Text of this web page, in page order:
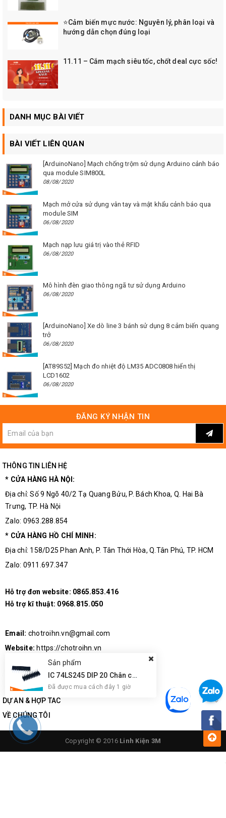
⭐Cảm biến mực nước: Nguyên lý, phân loại và
hướng dẫn chọn đúng loại
11.11 – Cắm mạch siêu tốc, chốt deal cực sốc!
DANH MỤC BÀI VIẾT
BÀI VIẾT LIÊN QUAN
[ArduinoNano] Mạch chống trộm sử dụng Arduino cảnh báo
qua module SIM800L
08/08/2020
Mạch mở cửa sử dụng vân tay và mật khẩu cảnh báo qua
module SIM
06/08/2020
Mạch nạp lưu giá trị vào thẻ RFID
06/08/2020
Mô hình đèn giao thông ngã tư sử dụng Arduino
06/08/2020
[ArduinoNano] Xe dò line 3 bánh sử dụng 8 cảm biến quang
trở
06/08/2020
[AT89S52] Mạch đo nhiệt độ LM35 ADC0808 hiển thị
LCD1602
06/08/2020
ĐĂNG KÝ NHẬN TIN
THÔNG TIN LIÊN HỆ
* CỬA HÀNG HÀ NỘI:
Địa chỉ: Số 9 Ngõ 40/2 Tạ Quang Bửu, P. Bách Khoa, Q. Hai Bà
Trưng, TP. Hà Nội
Zalo: 0963.288.854
* CỬA HÀNG HỒ CHÍ MINH:
Địa chỉ: 158/D25 Phan Anh, P. Tân Thới Hòa, Q.Tân Phú, TP. HCM
Zalo: 0911.697.347
Hỗ trợ đơn website: 0865.853.416
Hỗ trợ kĩ thuật: 0968.815.050
Email: chotroihn.vn@gmail.com
Website: https://chotroihn.vn
DỰ ÁN & HỢP TÁC
VỀ CHÚNG TÔI
Copyright © 2016 Linh Kiện 3M
Sản phẩm
IC 74LS245 DIP 20 Chân cắm
Đã được mua cách đây 1 giờ